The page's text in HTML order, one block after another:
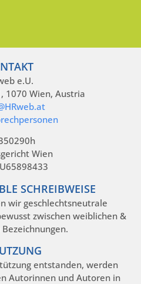
e.U.
1070 Wien, Austria
Wien
SCHREIBWEISE
wir geschlechtsneutrale
zwischen weiblichen &
entstanden, werden
Autorinnen und Autoren in